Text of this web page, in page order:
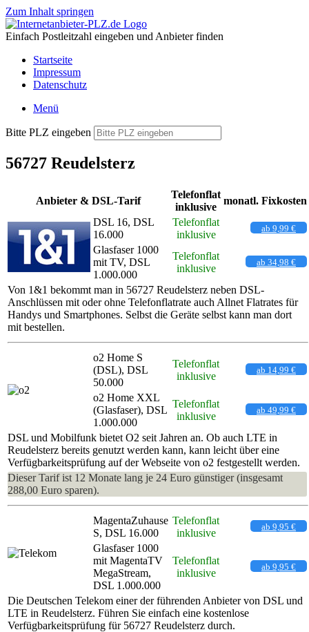
Zum Inhalt springen
Einfach Postleitzahl eingeben und Anbieter finden
Startseite
Impressum
Datenschutz
Menü
Bitte PLZ eingeben
56727 Reudelsterz
Anbieter & DSL-Tarif
Telefonflat
inklusive
monatl. Fixkosten
DSL 16, DSL
16.000
Telefonflat
inklusive
ab 9,99 €
Glasfaser 1000
mit TV, DSL
1.000.000
Telefonflat
inklusive
ab 34,98 €
Von 1&1 bekommt man in 56727 Reudelsterz neben DSL-
Anschlüssen mit oder ohne Telefonflatrate auch Allnet Flatrates für
Handys und Smartphones. Selbst die Geräte selbst kann man dort
mit bestellen.
o2 Home S
(DSL), DSL
50.000
Telefonflat
inklusive
ab 14,99 €
o2 Home XXL
(Glasfaser), DSL
1.000.000
Telefonflat
inklusive
ab 49,99 €
DSL und Mobilfunk bietet O2 seit Jahren an. Ob auch LTE in
Reudelsterz bereits genutzt werden kann, kann leicht über eine
Verfügbarkeitsprüfung auf der Webseite von o2 festgestellt werden.
Dieser Tarif ist 12 Monate lang je 24 Euro günstiger (insgesamt
288,00 Euro sparen).
MagentaZuhause
S, DSL 16.000
Telefonflat
inklusive
ab 9,95 €
Glasfaser 1000
mit MagentaTV
MegaStream,
DSL 1.000.000
Telefonflat
inklusive
ab 9,95 €
Die Deutschen Telekom einer der führenden Anbieter von DSL und
LTE in Reudelsterz. Führen Sie einfach eine kostenlose
Verfügbarkeitsprüfung für 56727 Reudelsterz durch.